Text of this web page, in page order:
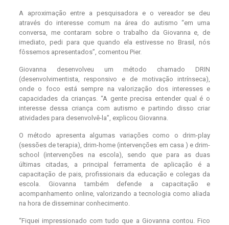
A aproximação entre a pesquisadora e o vereador se deu
através do interesse comum na área do autismo “em uma
conversa, me contaram sobre o trabalho da Giovanna e, de
imediato, pedi para que quando ela estivesse no Brasil, nós
fôssemos apresentados”, comentou Pier.
Giovanna desenvolveu um método chamado DRIN
(desenvolvimentista, responsivo e de motivação intrínseca),
onde o foco está sempre na valorização dos interesses e
capacidades da crianças. “A gente precisa entender qual é o
interesse dessa criança com autismo e partindo disso criar
atividades para desenvolvê-la”, explicou Giovanna.
O método apresenta algumas variações como o drim-play
(sessões de terapia), drim-home (intervenções em casa ) e drim-
school (intervenções na escola), sendo que para as duas
últimas citadas, a principal ferramenta de aplicação é a
capacitação de pais, profissionais da educação e colegas da
escola. Giovanna também defende a capacitação e
acompanhamento online, valorizando a tecnologia como aliada
na hora de disseminar conhecimento.
“Fiquei impressionado com tudo que a Giovanna contou. Fico